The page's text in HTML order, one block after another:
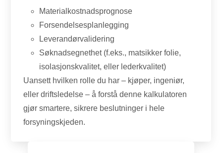
Materialkostnadsprognose
Forsendelsesplanlegging
Leverandørvalidering
Søknadsegnethet (f.eks., matsikker folie,
isolasjonskvalitet, eller lederkvalitet)
Uansett hvilken rolle du har – kjøper, ingeniør,
eller driftsledelse – å forstå denne kalkulatoren
gjør smartere, sikrere beslutninger i hele
forsyningskjeden.